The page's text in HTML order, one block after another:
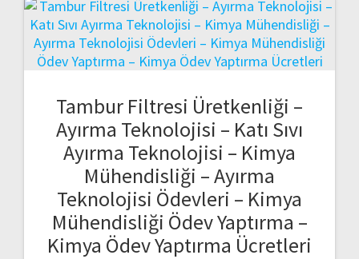
Tambur Filtresi Üretkenliği –
Ayırma Teknolojisi – Katı Sıvı
Ayırma Teknolojisi – Kimya
Mühendisliği – Ayırma
Teknolojisi Ödevleri – Kimya
Mühendisliği Ödev Yaptırma –
Kimya Ödev Yaptırma Ücretleri